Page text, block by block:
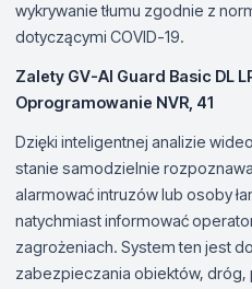
wykrywanie tłumu zgodnie z
dotyczącymi COVID-19.
Zalety GV-AI Guard Basic DL
Oprogramowanie NVR, 41
Dzięki inteligentnej analizie
stanie samodzielnie
alarmować intruzów lub osoby
natychmiast informować
zagrożeniach. System ten jest
zabezpieczania obiektów, dróg,